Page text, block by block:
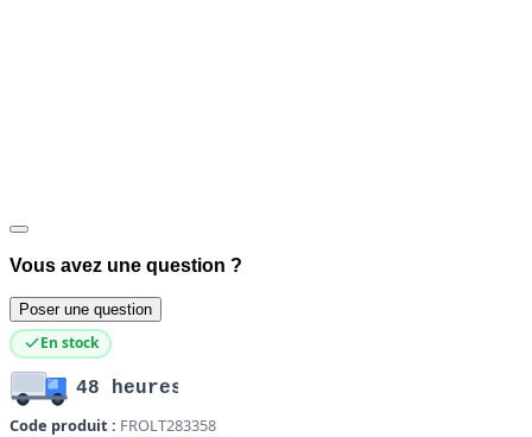
Vous avez une question ?
Poser une question
En stock
48 heures
Code produit : FROLT283358